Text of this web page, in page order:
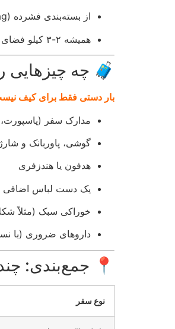
از بسته‌بندی فشرده (Vacuum bag) برای لباس‌ها استفاده کنید.
همیشه ۲-۳ کیلو فضای خالی در نظر بگیرید؛ برای خریدهای برگشت!
🧳 چه چیزهایی
بار دستی فقط برای کیف
مدارک سفر (پاسپورت،
گوشی، پاوربانک و
هدفون یا هندزفری
یک دست لباس اضافی
خوراکی سبک (مثلاً
داروهای ضروری (با
📍 جمع‌بندی:
نوع سفر